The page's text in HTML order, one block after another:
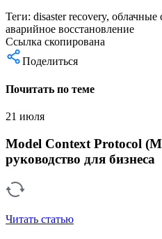
Теги: disaster recovery, облачные
аварийное восстановление
Ссылка скопирована
Поделиться
Почитать по теме
21 июля
Model Context Protocol
руководство для бизнеса
Читать статью